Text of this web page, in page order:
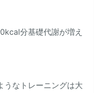
分基礎代謝が増え
うなトレーニングは大